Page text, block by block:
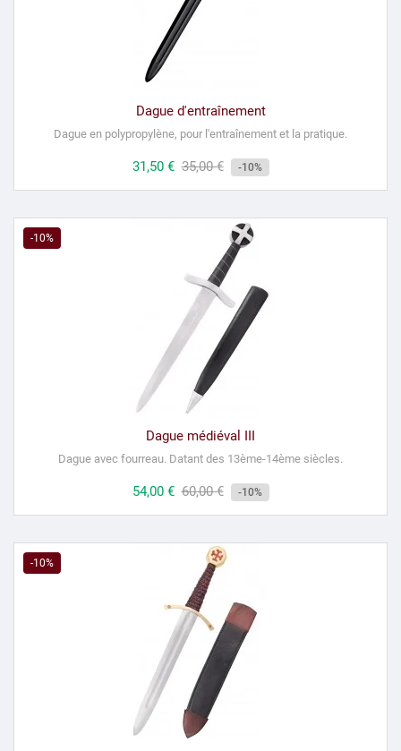
Dague d'entraînement
Dague en polypropylène, pour l'entraînement et la pratique.
Prix
31,50 € Prix
35,00 € -10%
-10%
Dague médiéval III
Dague avec fourreau. Datant des 13ème-14ème siècles.
Prix
54,00 € Prix
60,00 € -10%
-10%